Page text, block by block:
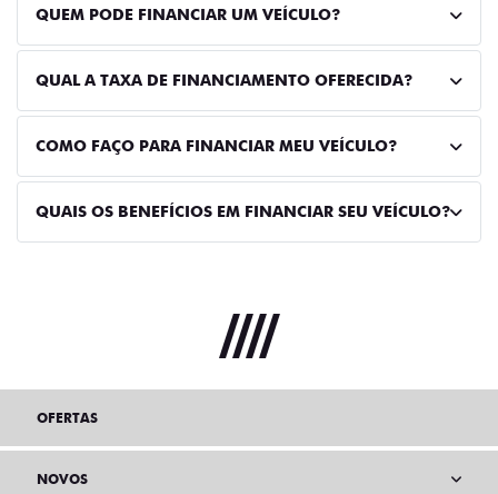
QUEM PODE FINANCIAR UM VEÍCULO?
QUAL A TAXA DE FINANCIAMENTO OFERECIDA?
COMO FAÇO PARA FINANCIAR MEU VEÍCULO?
QUAIS OS BENEFÍCIOS EM FINANCIAR SEU VEÍCULO?
OFERTAS
NOVOS